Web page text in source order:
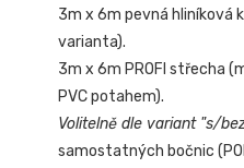
3m x 6m pevná hliníková
varianta).
3m x 6m PROFI střecha
PVC potahem).
Volitelně dle variant "s/
samostatných bočnic